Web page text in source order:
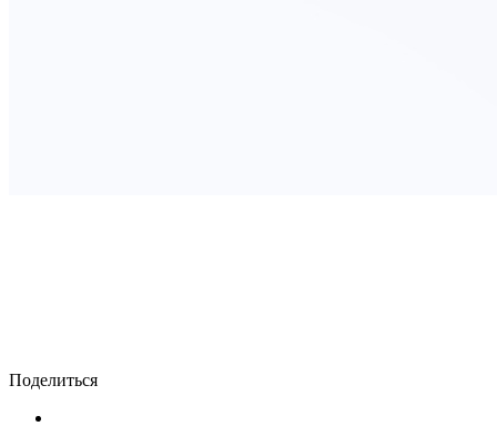
Поделиться